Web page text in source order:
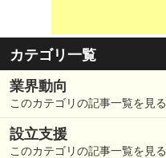
カテゴリ一覧
業界動向
このカテゴリの記事一覧を見る
設立支援
このカテゴリの記事一覧を見る